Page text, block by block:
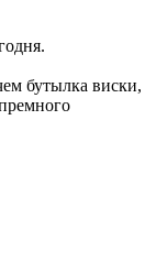
бутылка виски,